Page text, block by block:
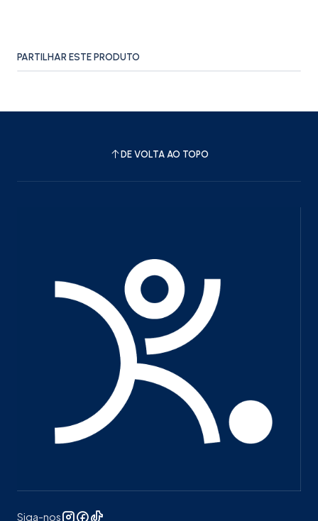
PARTILHAR ESTE PRODUTO
DE VOLTA AO TOPO
Siga-nos